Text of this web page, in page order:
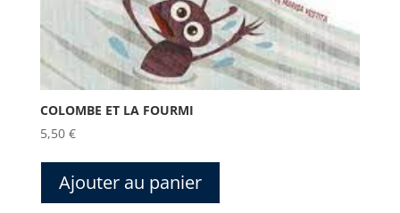
COLOMBE ET LA FOURMI
5,50 €
Ajouter au panier